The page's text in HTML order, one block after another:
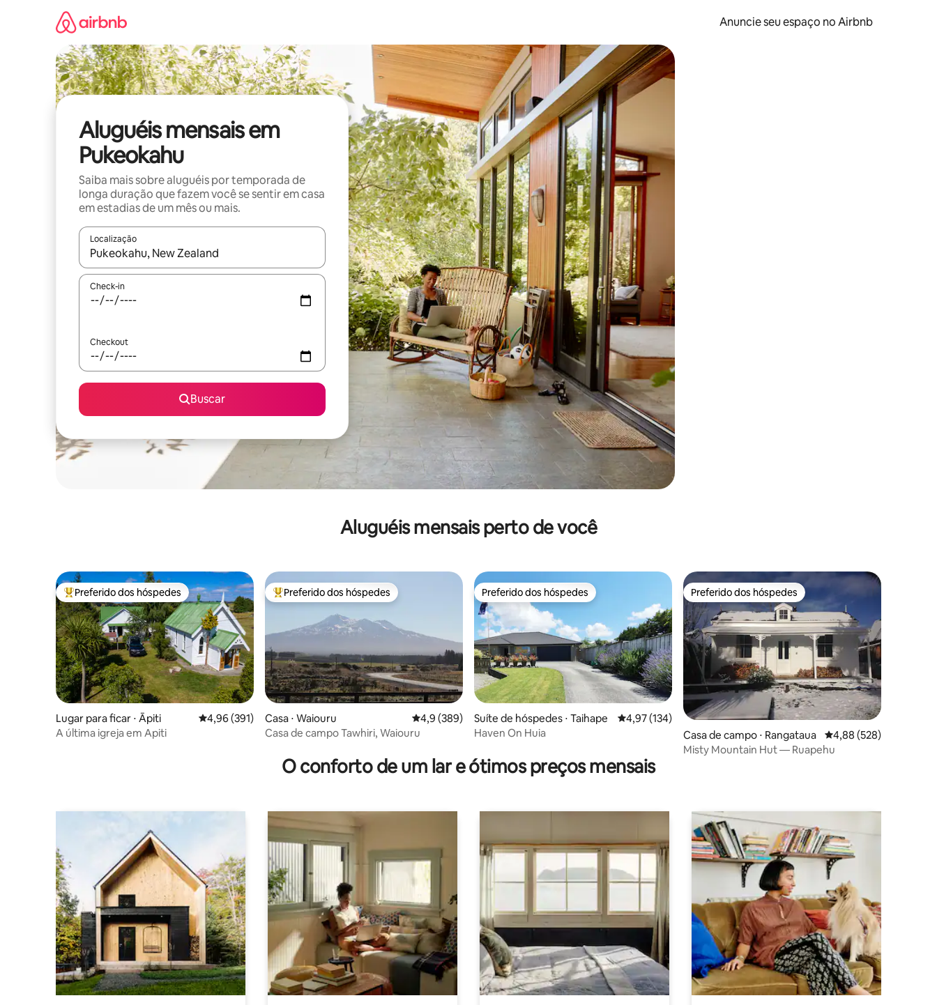
Anuncie seu espaço no Airbnb
Aluguéis mensais em
Pukeokahu
Saiba mais sobre aluguéis por temporada de
longa duração que fazem você se sentir em casa
em estadias de um mês ou mais.
Localização
Quando os resultados estiverem disponíveis, explore-os usando as seta para cima e para baixo do teclado ou tocando e deslizando o dedo na tela.
Check-in
Checkout
Buscar
Aluguéis mensais perto de você
Entre os melhores preferidos dos hóspedes
Preferido dos hóspedes
Lugar para ficar ⋅ Āpiti 4,96 de uma avaliação média de 5, 391 avaliações
4,96 (391)
A última igreja em Apiti
Entre os melhores preferidos dos hóspedes
Preferido dos hóspedes
Casa ⋅ Waiouru 4,9 de uma avaliação média de 5, 389 avaliações
4,9 (389)
Casa de campo Tawhiri, Waiouru
Preferido dos hóspedes
Preferido dos hóspedes
Suíte de hóspedes ⋅ Taihape 4,97 de uma avaliação média de 5, 134 avaliações
4,97 (134)
Haven On Huia
Preferido dos hóspedes
Preferido dos hóspedes
Casa de campo ⋅ Rangataua 4,88 de uma avaliação
4,88 (528)
Misty Mountain Hut — Ruapehu
O conforto de um lar e ótimos preços mensais